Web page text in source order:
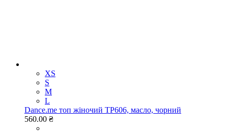
XS
S
M
L
Dance.me топ жіночий ТР606, масло, чорний
560.00 ₴